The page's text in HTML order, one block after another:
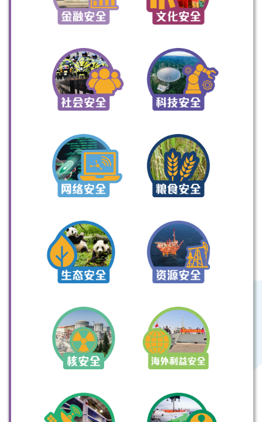
扫一扫关注我们的社交媒体，紧贴最新资讯！
微信 小红书